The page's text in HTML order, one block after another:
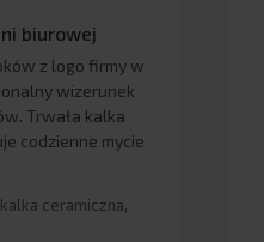
biurowej
z logo firmy w
wizerunek
Trwała kalka
codzienne mycie
ceramiczna,